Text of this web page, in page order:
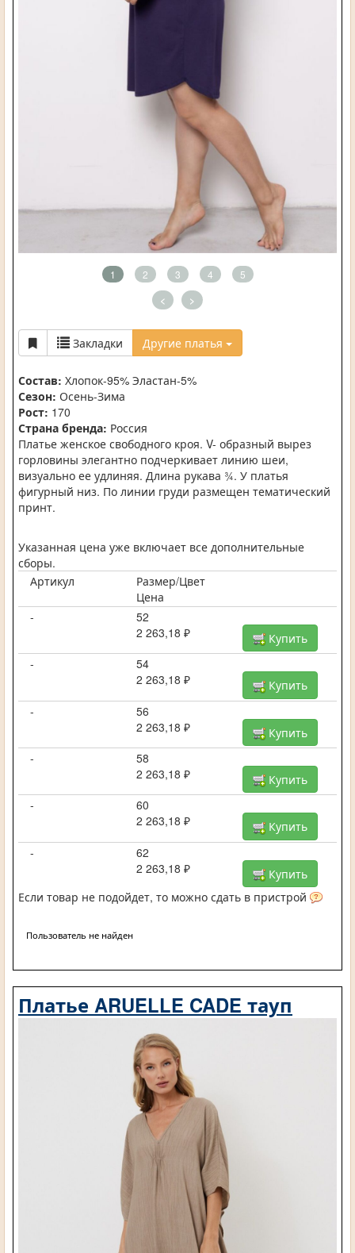
1 2 3 4 5
< >
Закладки Другие платья
Состав: Хлопок-95% Эластан-5%
Сезон: Осень-Зима
Рост: 170
Страна бренда: Россия
Платье женское свободного кроя. V- образный вырез
горловины элегантно подчеркивает линию шеи,
визуально ее удлиняя. Длина рукава ¾. У платья
фигурный низ. По линии груди размещен тематический
принт.
Указанная цена уже включает все дополнительные
сборы.
Артикул
Размер/Цвет
Цена
-
52
2 263,18 ₽
Купить
-
54
2 263,18 ₽
Купить
-
56
2 263,18 ₽
Купить
-
58
2 263,18 ₽
Купить
-
60
2 263,18 ₽
Купить
-
62
2 263,18 ₽
Купить
Если товар не подойдет, то можно сдать в пристрой
Пользователь не найден
Платье ARUELLE CADE тауп